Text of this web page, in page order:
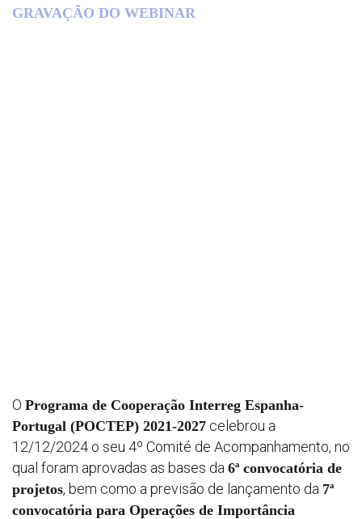
GRAVAÇÃO DO WEBINAR
O Programa de Cooperação Interreg Espanha-
Portugal (POCTEP) 2021-2027 celebrou a
12/12/2024 o seu 4º Comité de Acompanhamento, no
qual foram aprovadas as bases da 6ª convocatória de
projetos, bem como a previsão de lançamento da 7ª
convocatória para Operações de Importância